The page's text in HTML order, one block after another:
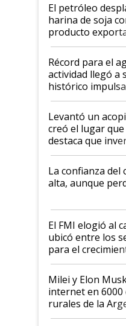
El petróleo
harina de soja
producto
el agro aportó
diez dólares y
liderazgo en un
récord
Récord para el
actividad llegó a
histórico
cosecha y las
Levantó un
creó el lugar
destaca que
kirchnerismo
plata a un hijo
Juan Félix
que de una dura
de Milei
La confianza del
alta, aunque
El FMI elogió al
ubicó entre los
para el
Milei y Elon
internet en 6000
rurales de la
a un acuerdo